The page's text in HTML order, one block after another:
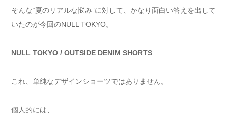
そんな“夏のリアルな悩み”に対して、かなり面白い答えを出して
いたのが今回のNULL TOKYO。
NULL TOKYO / OUTSIDE DENIM SHORTS
これ、単純なデザインショーツではありません。
個人的には、